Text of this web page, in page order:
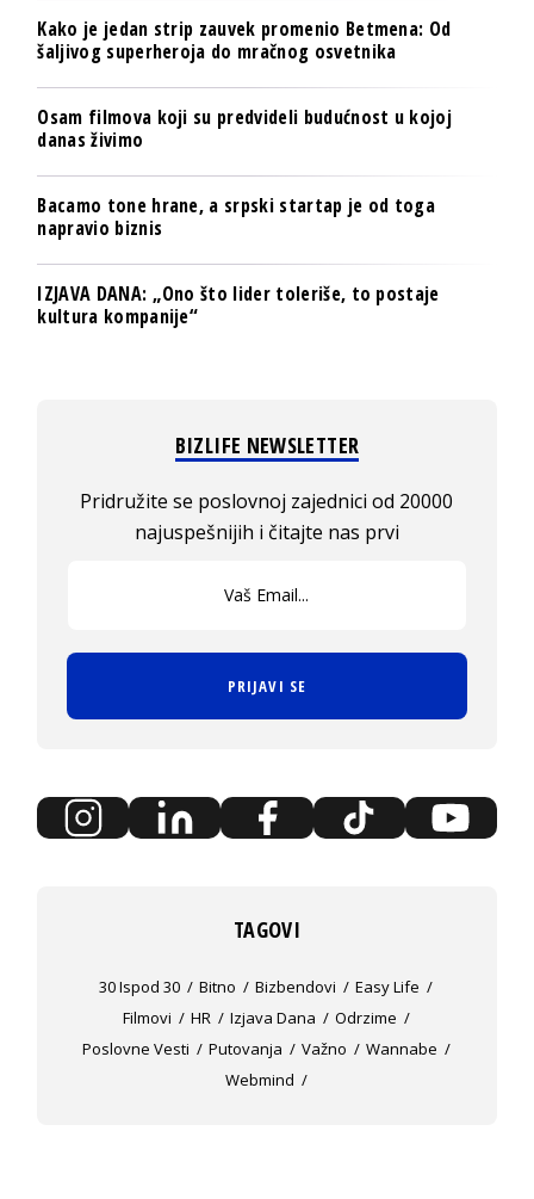
Kako je jedan strip zauvek promenio Betmena: Od
šaljivog superheroja do mračnog osvetnika
Osam filmova koji su predvideli budućnost u kojoj
danas živimo
Bacamo tone hrane, a srpski startap je od toga
napravio biznis
IZJAVA DANA: „Ono što lider toleriše, to postaje
kultura kompanije“
BIZLIFE NEWSLETTER
Pridružite se poslovnoj zajednici od 20000
najuspešnijih i čitajte nas prvi
PRIJAVI SE
TAGOVI
30 Ispod 30 Bitno Bizbendovi
Easy Life
Filmovi
HR Izjava Dana
Odrzime
Poslovne Vesti
Putovanja Važno
Wannabe
Webmind